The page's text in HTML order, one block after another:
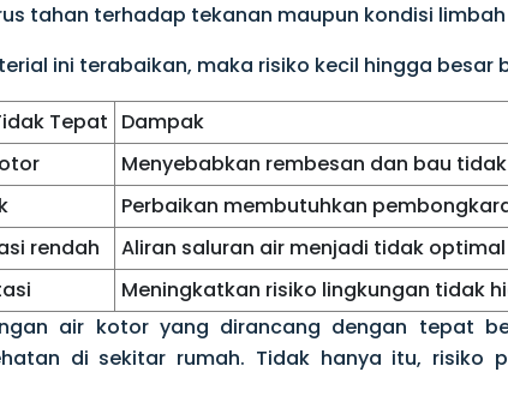
tahan terhadap tekanan maupun kondisi
ini terabaikan, maka risiko kecil hingga
Tepat Dampak
Menyebabkan rembesan dan bau
Perbaikan membutuhkan
rendah
Aliran saluran air menjadi tidak optimal
Meningkatkan risiko lingkungan tidak
air kotor yang dirancang dengan tepat
di sekitar rumah. Tidak hanya itu,